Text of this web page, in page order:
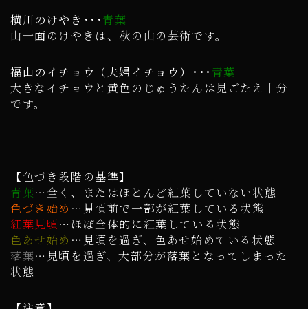
横川のけやき･･･青葉
山一面のけやきは、秋の山の芸術です。
福山のイチョウ（夫婦イチョウ）･･･ 青葉
大きなイチョウと黄色のじゅうたんは見ごたえ十分
です。
【色づき段階の基準】
青葉…全く、またはほとんど紅葉していない状態
色づき始め …見頃前で一部が紅葉している状態
紅葉見頃…ほぼ全体的に紅葉している状態
色あせ始め …見頃を過ぎ、色あせ始めている状態
落葉…見頃を過ぎ、大部分が落葉となってしまった
状態